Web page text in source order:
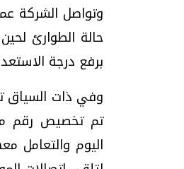
وتواصل الشركة
حالة الطوارئ
برفع درجة